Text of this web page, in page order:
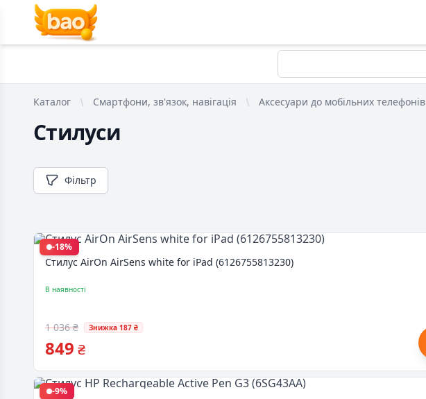
Каталог Смартфони, зв'язок, навігація Аксесуари до мобільних телефонів
Стилуси
Фільтр
-18%
Стилус AirOn AirSens white for iPad (6126755813230)
В наявності
1 036 ₴ Знижка 187 ₴
849 ₴
-9%